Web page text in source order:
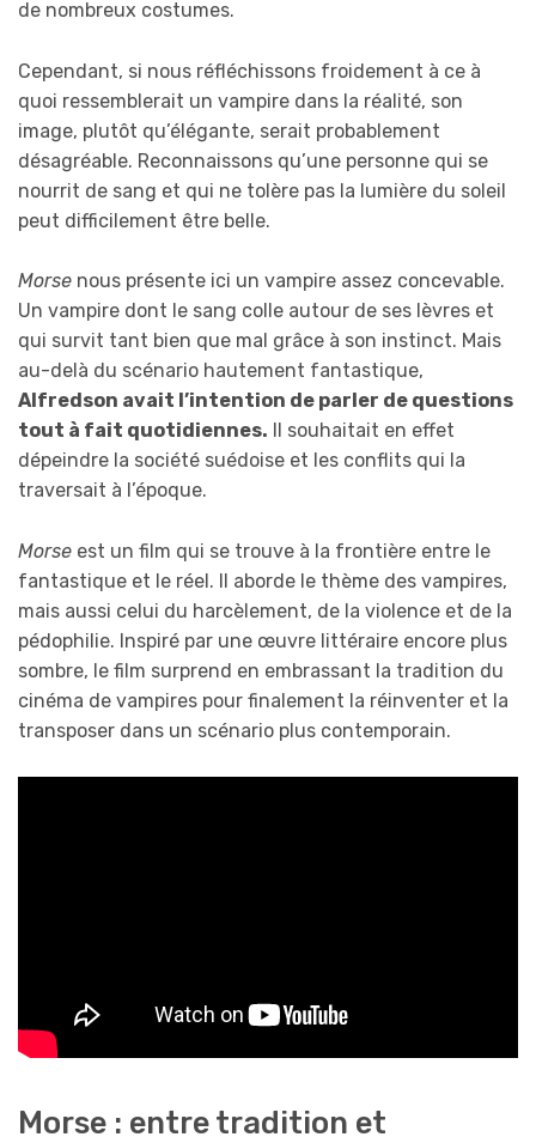
de nombreux costumes.
Cependant, si nous réfléchissons froidement à ce à
quoi ressemblerait un vampire dans la réalité, son
image, plutôt qu’élégante, serait probablement
désagréable. Reconnaissons qu’une personne qui se
nourrit de sang et qui ne tolère pas la lumière du soleil
peut difficilement être belle.
Morse nous présente ici un vampire assez concevable.
Un vampire dont le sang colle autour de ses lèvres et
qui survit tant bien que mal grâce à son instinct. Mais
au-delà du scénario hautement fantastique,
Alfredson avait l’intention de parler de questions
tout à fait quotidiennes. Il souhaitait en effet
dépeindre la société suédoise et les conflits qui la
traversait à l’époque.
Morse est un film qui se trouve à la frontière entre le
fantastique et le réel. Il aborde le thème des vampires,
mais aussi celui du harcèlement, de la violence et de la
pédophilie. Inspiré par une œuvre littéraire encore plus
sombre, le film surprend en embrassant la tradition du
cinéma de vampires pour finalement la réinventer et la
transposer dans un scénario plus contemporain.
Morse : entre tradition et